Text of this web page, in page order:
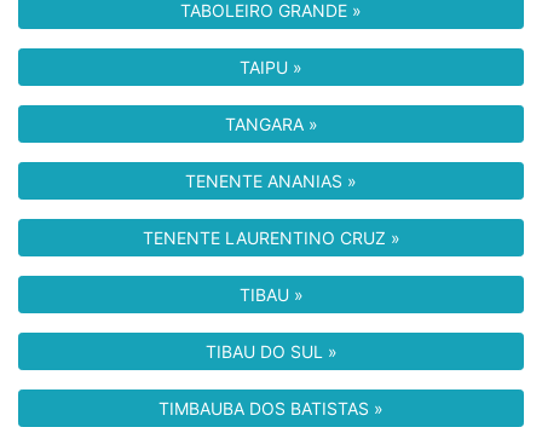
TABOLEIRO GRANDE »
TAIPU »
TANGARA »
TENENTE ANANIAS »
TENENTE LAURENTINO CRUZ »
TIBAU »
TIBAU DO SUL »
TIMBAUBA DOS BATISTAS »